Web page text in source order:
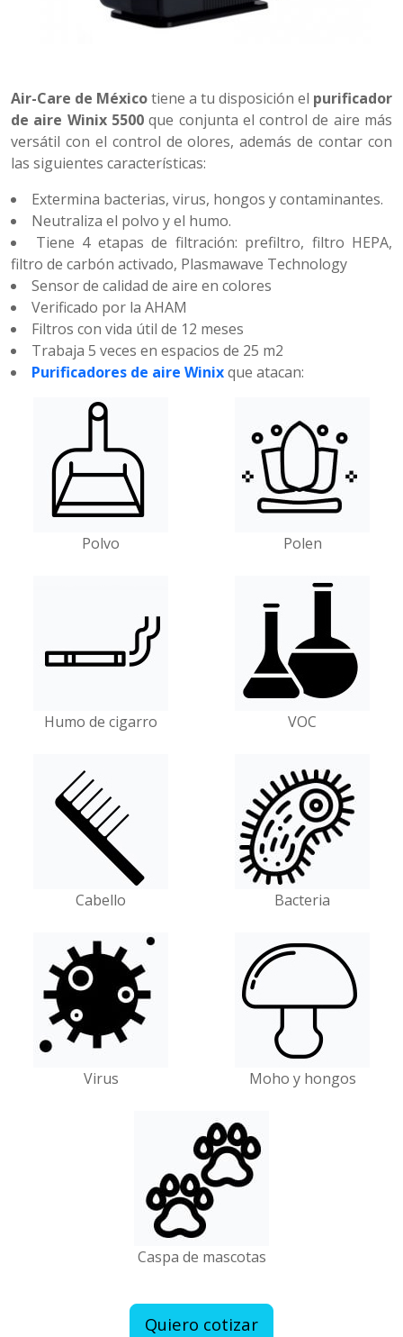
Air-Care de Méxicotiene a tu disposición el purificador
de aire Winix 5500que conjunta el control de aire más
versátil con el control de olores, además de contar con
las siguientes características:
Extermina bacterias, virus, hongos y contaminantes.
Neutraliza el polvo y el humo.
Tiene 4 etapas de filtración: prefiltro, filtro HEPA,
filtro de carbón activado, Plasmawave Technology
Sensor de calidad de aire en colores
Verificado por la AHAM
Filtros con vida útil de 12 meses
Trabaja 5 veces en espacios de 25 m2
Purificadores de aire Winixque atacan:
Polvo Polen
Humo de cigarro VOC
Cabello Bacteria
Virus Moho y hongos
Caspa de mascotas
Quiero cotizar